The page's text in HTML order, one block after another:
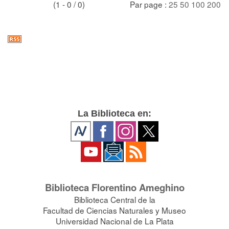
(1 - 0 / 0) Par page : 25 50 100 200
La Biblioteca en:
Biblioteca Florentino Ameghino
Biblioteca Central de la
Facultad de Ciencias Naturales y Museo
Universidad Nacional de La Plata